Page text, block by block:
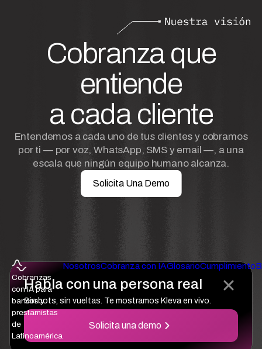
Habla con una persona real
Sin bots, sin vueltas. Te mostramos Kleva en vivo.
Solicita una demo
Cobranza que
entiende
a cada cliente
Entendemos a cada uno de tus clientes y cobramos
por ti — por voz, WhatsApp, SMS y email —, a una
escala que ningún equipo humano alcanza.
Solicita Una Demo
Cobranzas
con IA para
bancos y
prestamistas
de
Latinoamérica
NosotrosCobranza con IAGlosarioCumplimiento